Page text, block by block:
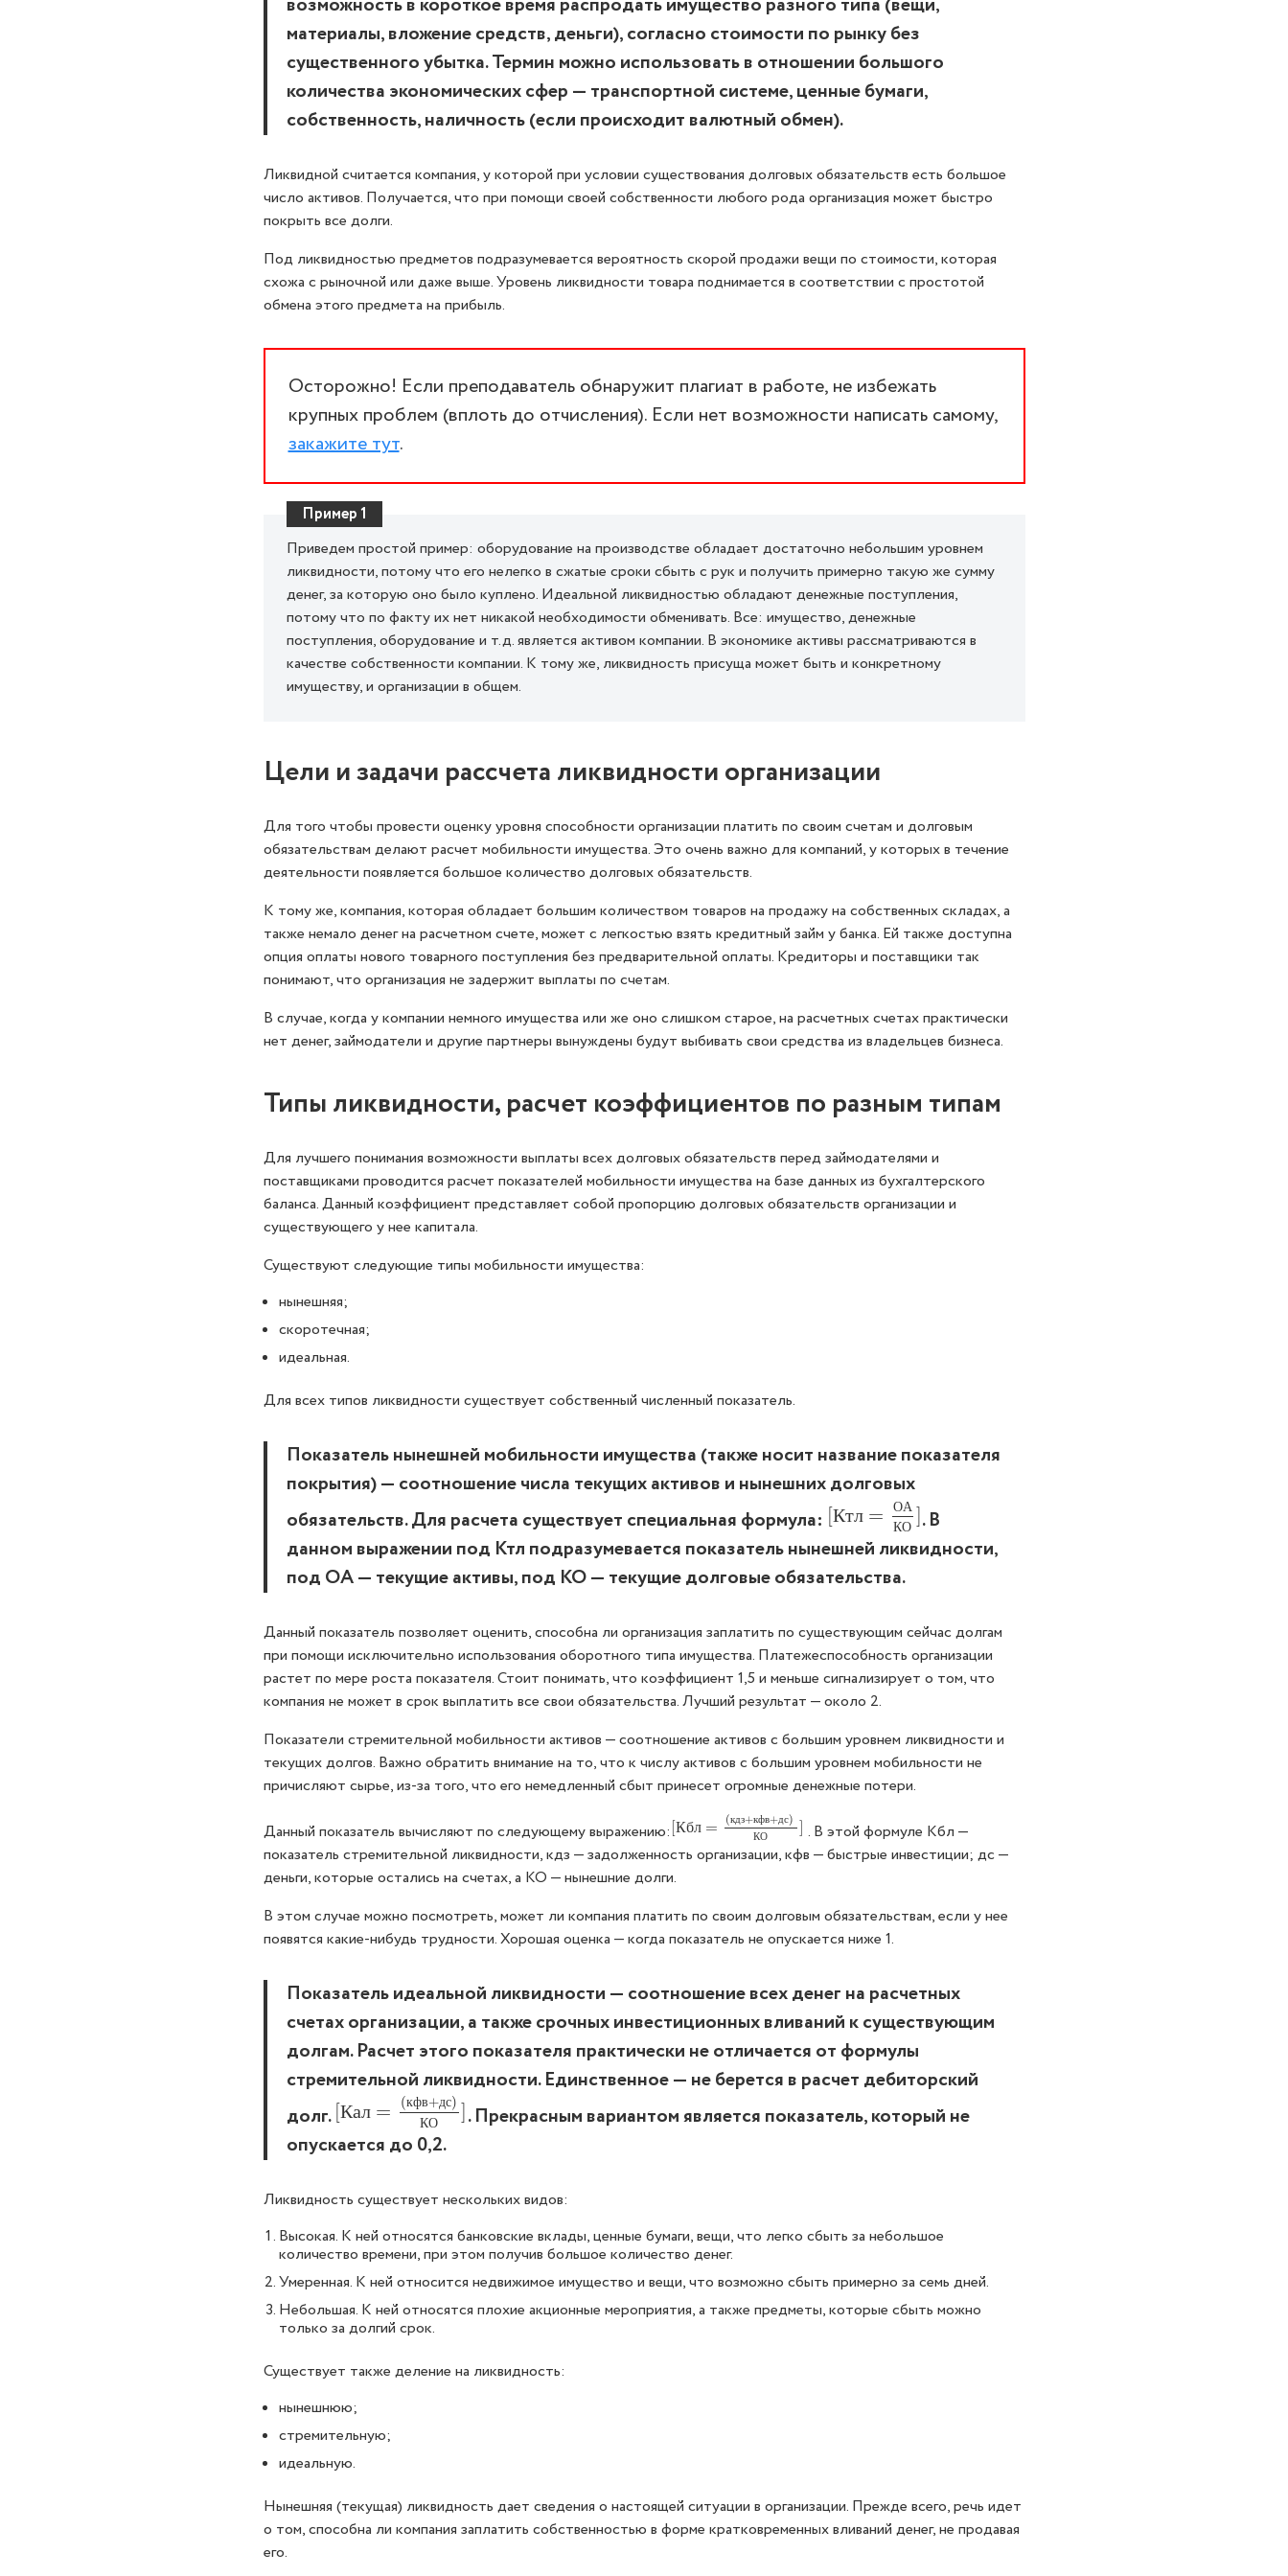
материалы, вложение средств, деньги), согласно стоимости по рынку без
существенного убытка. Термин можно использовать в отношении большого
количества экономических сфер — транспортной системе, ценные бумаги,
собственность, наличность (если происходит валютный обмен).
Ликвидной считается компания, у которой при условии существования долговых обязательств есть большое
число активов. Получается, что при помощи своей собственности любого рода организация может быстро
покрыть все долги.
Под ликвидностью предметов подразумевается вероятность скорой продажи вещи по стоимости, которая
схожа с рыночной или даже выше. Уровень ликвидности товара поднимается в соответствии с простотой
обмена этого предмета на прибыль.
Осторожно! Если преподаватель обнаружит плагиат в работе, не избежать
крупных проблем (вплоть до отчисления). Если нет возможности написать самому,
закажите тут.
Пример 1
Приведем простой пример: оборудование на производстве обладает достаточно небольшим уровнем
ликвидности, потому что его нелегко в сжатые сроки сбыть с рук и получить примерно такую же сумму
денег, за которую оно было куплено. Идеальной ликвидностью обладают денежные поступления,
потому что по факту их нет никакой необходимости обменивать. Все: имущество, денежные
поступления, оборудование и т.д. является активом компании. В экономике активы рассматриваются в
качестве собственности компании. К тому же, ликвидность присуща может быть и конкретному
имуществу, и организации в общем.
Цели и задачи рассчета ликвидности организации
Для того чтобы провести оценку уровня способности организации платить по своим счетам и долговым
обязательствам делают расчет мобильности имущества. Это очень важно для компаний, у которых в течение
деятельности появляется большое количество долговых обязательств.
К тому же, компания, которая обладает большим количеством товаров на продажу на собственных складах, а
также немало денег на расчетном счете, может с легкостью взять кредитный займ у банка. Ей также доступна
опция оплаты нового товарного поступления без предварительной оплаты. Кредиторы и поставщики так
понимают, что организация не задержит выплаты по счетам.
В случае, когда у компании немного имущества или же оно слишком старое, на расчетных счетах практически
нет денег, займодатели и другие партнеры вынуждены будут выбивать свои средства из владельцев бизнеса.
Типы ликвидности, расчет коэффициентов по разным типам
Для лучшего понимания возможности выплаты всех долговых обязательств перед займодателями и
поставщиками проводится расчет показателей мобильности имущества на базе данных из бухгалтерского
баланса. Данный коэффициент представляет собой пропорцию долговых обязательств организации и
существующего у нее капитала.
Существуют следующие типы мобильности имущества:
нынешняя;
скоротечная;
идеальная.
Для всех типов ликвидности существует собственный численный показатель.
Показатель нынешней мобильности имущества (также носит название показателя
покрытия) — соотношение числа текущих активов и нынешних долговых
обязательств. Для расчета существует специальная формула: [Ктл = ОА
КО ]
[Ктл =О АК О]
. В
данном выражении под Ктл подразумевается показатель нынешней ликвидности,
под ОА — текущие активы, под КО — текущие долговые обязательства.
Данный показатель позволяет оценить, способна ли организация заплатить по существующим сейчас долгам
при помощи исключительно использования оборотного типа имущества. Платежеспособность организации
растет по мере роста показателя. Стоит понимать, что коэффициент 1,5 и меньше сигнализирует о том, что
компания не может в срок выплатить все свои обязательства. Лучший результат — около 2.
Показатели стремительной мобильности активов — соотношение активов с большим уровнем ликвидности и
текущих долгов. Важно обратить внимание на то, что к числу активов с большим уровнем мобильности не
причисляют сырье, из-за того, что его немедленный сбыт принесет огромные денежные потери.
Данный показатель вычисляют по следующему выражению: Кбл = (кдз+кфв+дс)
КО
Кбл =(к дз+кфв+дс О ]
. В этой формуле Кбл —
показатель стремительной ликвидности, кдз — задолженность организации, кфв — быстрые инвестиции; дс —
деньги, которые остались на счетах, а КО — нынешние долги.
В этом случае можно посмотреть, может ли компания платить по своим долговым обязательствам, если у нее
появятся какие-нибудь трудности. Хорошая оценка — когда показатель не опускается ниже 1.
Показатель идеальной ликвидности — соотношение всех денег на расчетных
счетах организации, а также срочных инвестиционных вливаний к существующим
долгам. Расчет этого показателя практически не отличается от формулы
стремительной ликвидности. Единственное — не берется в расчет дебиторский
долг. Кал = (кфв+дс)
КО
[Кал =( фв+дс) КО]
. Прекрасным вариантом является показатель, который не
опускается до 0,2.
Ликвидность существует нескольких видов:
Высокая. К ней относятся банковские вклады, ценные бумаги, вещи, что легко сбыть за небольшое
количество времени, при этом получив большое количество денег.
Умеренная. К ней относится недвижимое имущество и вещи, что возможно сбыть примерно за семь дней.
Небольшая. К ней относятся плохие акционные мероприятия, а также предметы, которые сбыть можно
только за долгий срок.
Существует также деление на ликвидность:
нынешнюю;
стремительную;
идеальную.
Нынешняя (текущая) ликвидность дает сведения о настоящей ситуации в организации. Прежде всего, речь идет
о том, способна ли компания заплатить собственностью в форме кратковременных вливаний денег, не продавая
его.